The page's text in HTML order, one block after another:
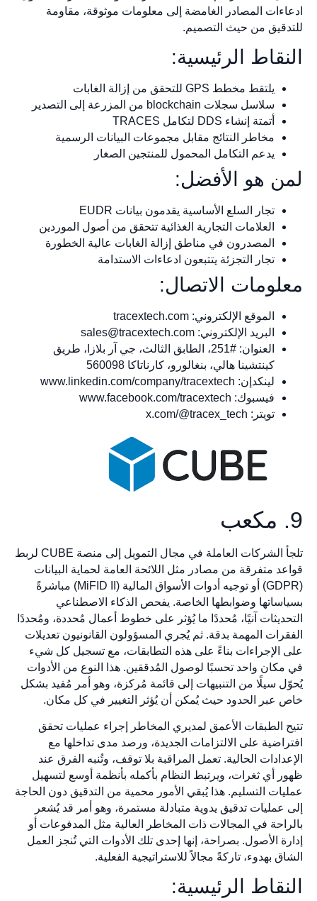
ادعاءات المصادر الغامضة إلى معلومات موثوقة، مقاومة
للتدقيق من حيث التصميم.
النقاط الرئيسية:
يلتقط مخطط GPS للتحقق من إزالة الغابات
سلاسل سجلات blockchain من المزرعة إلى التصدير
أتمتة إنشاء DDS لتكامل TRACES
مخاطر النتائج مقابل مجموعات البيانات الرسمية
يدعم التكامل المحمول للمنتجين الصغار
لمن هو الأفضل:
تجار السلع الأساسية يقدمون بيانات EUDR
العلامات التجارية الغذائية تتحقق من أصول الموردين
المصدرون في مناطق إزالة الغابات عالية الخطورة
تجار التجزئة يتتبعون ادعاءات الاستدامة
معلومات الاتصال:
الموقع الإلكتروني: tracextech.com
البريد الإلكتروني: sales@tracextech.com
العنوان: #251، الطابق الثالث، جي آر بلازا، طريق
كينتشينا هالي، بنغالورو، كارناتاكا 560098
لينكدإن: www.linkedin.com/company/tracextech
فيسبوك: www.facebook.com/tracextech
تويتر: x.com/@tracex_tech
9. مكعب
تلجأ الشركات العاملة في مجال التمويل إلى منصة CUBE لربط
قواعد متفرقة من مصادر مثل اللائحة العامة لحماية البيانات
(GDPR) أو توجيه أدوات الأسواق المالية (MiFID II) مباشرةً
بسياساتها وضوابطها الخاصة. يفحص الذكاء الاصطناعي
التحديثات آنيًا، مُحددًا ما يُؤثر على خطوط أعمال مُحددة، ومُحددًا
الفقرات المهمة بدقة. ثم يُجري المسؤولون القانونيون تعديلات
على الإجراءات بناءً على هذه التطابقات، مع تسجيل كل شيء
في مكان واحد تحسبًا لوصول المُدققين. هذا النوع من الأدوات
يُحوّل سيلًا من التنبيهات إلى قائمة مُركزة، وهو أمر مُفيد بشكل
خاص عبر الحدود حيث يُمكن أن يُؤثر التغيير في كل مكان.
تتيح الطبقات الأعمق لمديري المخاطر إجراء عمليات تحقق
افتراضية على الالتزامات الجديدة، ورصد مدى تداخلها مع
الإعدادات الحالية. تعمل المراقبة بلا توقف، وتُنبه الفرق عند
ظهور أي ثغرات، ويرتبط النظام بأكمله بأنظمة أوسع لتسهيل
عمليات التسليم. هذا يُبقي الأمور محمية من التدقيق دون الحاجة
إلى عمليات تدقيق يدوية متبادلة مستمرة، وهو أمر قد يُشعر
بالراحة في المجالات ذات المخاطر العالية مثل المدفوعات أو
إدارة الأصول. بصراحة، إنها إحدى تلك الأدوات التي تُنجز العمل
الشاق بهدوء، تاركةً مجالاً للاستراتيجية الفعلية.
النقاط الرئيسية: